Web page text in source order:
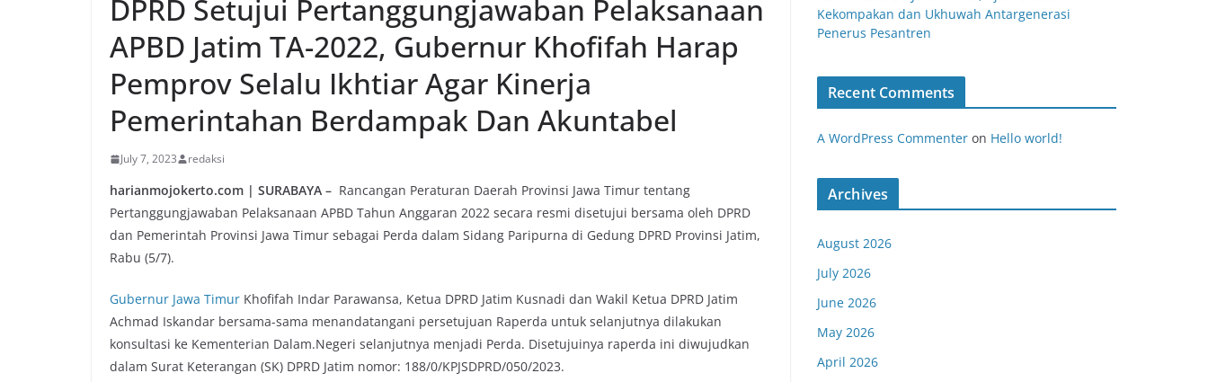
DPRD Setujui Pertanggungjawaban Pelaksanaan
APBD Jatim TA-2022, Gubernur Khofifah Harap
Pemprov Selalu Ikhtiar Agar Kinerja
Pemerintahan Berdampak Dan Akuntabel
July 7, 2023 redaksi
harianmojokerto.com | SURABAYA – Rancangan Peraturan Daerah Provinsi Jawa Timur tentang
Pertanggungjawaban Pelaksanaan APBD Tahun Anggaran 2022 secara resmi disetujui bersama oleh DPRD
dan Pemerintah Provinsi Jawa Timur sebagai Perda dalam Sidang Paripurna di Gedung DPRD Provinsi Jatim,
Rabu (5/7).
Gubernur Jawa Timur Khofifah Indar Parawansa, Ketua DPRD Jatim Kusnadi dan Wakil Ketua DPRD Jatim
Achmad Iskandar bersama-sama menandatangani persetujuan Raperda untuk selanjutnya dilakukan
konsultasi ke Kementerian Dalam.Negeri selanjutnya menjadi Perda. Disetujuinya raperda ini diwujudkan
dalam Surat Keterangan (SK) DPRD Jatim nomor: 188/0/KPJSDPRD/050/2023.
Kekompakan dan Ukhuwah Antargenerasi
Penerus Pesantren
Recent Comments
A WordPress Commenter on Hello world!
Archives
August 2026
July 2026
June 2026
May 2026
April 2026